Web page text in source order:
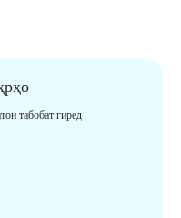
табобат гиред